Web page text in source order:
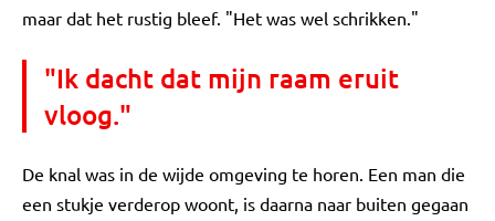
maar dat het rustig bleef. "Het was wel schrikken."
"Ik dacht dat mijn raam eruit
vloog."
De knal was in de wijde omgeving te horen. Een man die
een stukje verderop woont, is daarna naar buiten gegaan